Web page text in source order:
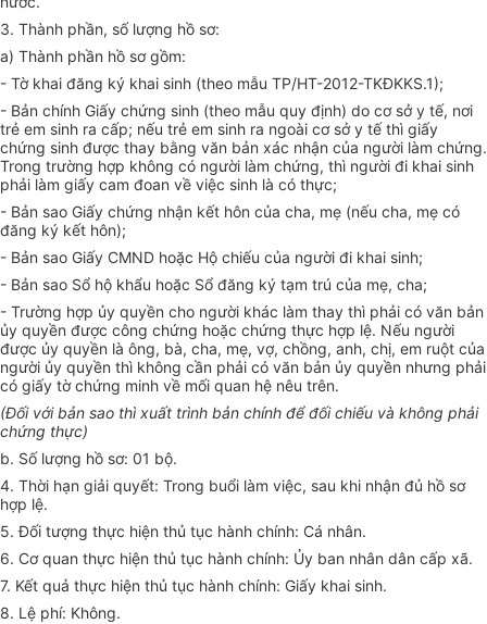
3. Thành phần, số lượng hồ sơ:
a) Thành phần hồ sơ gồm:
- Tờ khai đăng ký khai sinh (theo mẫu TP/HT-2012-TKĐKKS.1);
- Bản chính Giấy chứng sinh (theo mẫu quy định) do cơ sở y tế, nơi
trẻ em sinh ra cấp; nếu trẻ em sinh ra ngoài cơ sở y tế thì giấy
chứng sinh được thay bằng văn bản xác nhận của người làm chứng.
Trong trường hợp không có người làm chứng, thì người đi khai sinh
phải làm giấy cam đoan về việc sinh là có thực;
- Bản sao Giấy chứng nhận kết hôn của cha, mẹ (nếu cha, mẹ có
đăng ký kết hôn);
- Bản sao Giấy CMND hoặc Hộ chiếu của người đi khai sinh;
- Bản sao Sổ hộ khẩu hoặc Sổ đăng ký tạm trú của mẹ, cha;
- Trường hợp ủy quyền cho người khác làm thay thì phải có văn bản
ủy quyền được công chứng hoặc chứng thực hợp lệ. Nếu người
được ủy quyền là ông, bà, cha, mẹ, vợ, chồng, anh, chị, em ruột của
người ủy quyền thì không cần phải có văn bản ủy quyền nhưng phải
có giấy tờ chứng minh về mối quan hệ nêu trên.
(Đối với bản sao thì xuất trình bản chính để đối chiếu và không phải
chứng thực)
b. Số lượng hồ sơ: 01 bộ.
4. Thời hạn giải quyết: Trong buổi làm việc, sau khi nhận đủ hồ sơ
hợp lệ.
5. Đối tượng thực hiện thủ tục hành chính: Cá nhân.
6. Cơ quan thực hiện thủ tục hành chính: Ủy ban nhân dân cấp xã.
7. Kết quả thực hiện thủ tục hành chính: Giấy khai sinh.
8. Lệ phí: Không.